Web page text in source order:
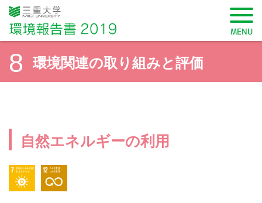
三重大学 環境報告書2019
MENU
学長メッセージ
8 環境関連の取り組みと評価
自然エネルギーの利用
7 エネルギーをみんなに、そしてクリーンに